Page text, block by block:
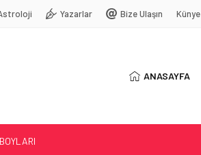
Yazarlar Bize Ulaşın Künye
ANASAYFA